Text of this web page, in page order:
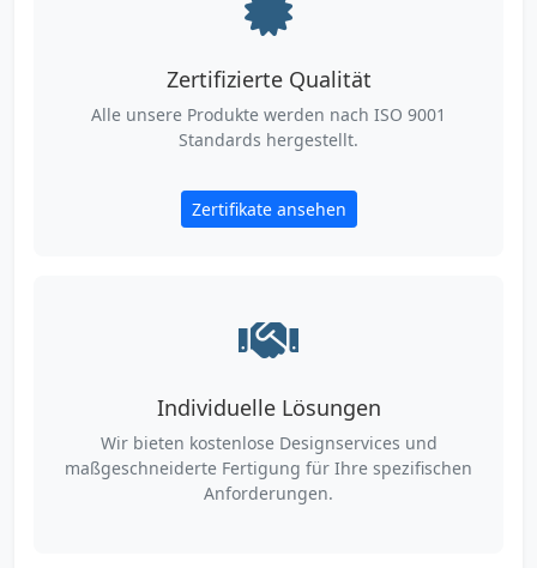
Zertifizierte Qualität
Alle unsere Produkte werden nach ISO 9001
Standards hergestellt.
Zertifikate ansehen
Individuelle Lösungen
Wir bieten kostenlose Designservices und
maßgeschneiderte Fertigung für Ihre spezifischen
Anforderungen.